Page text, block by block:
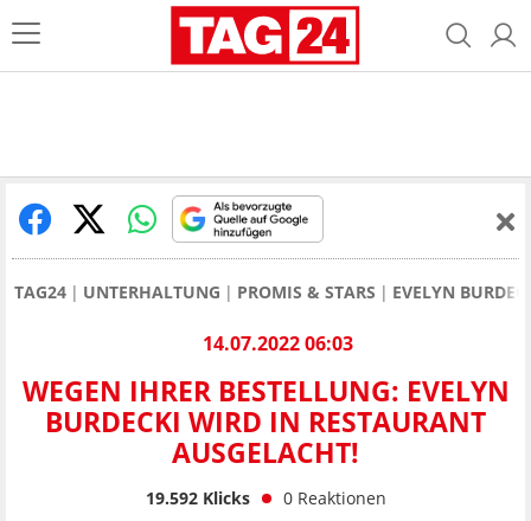
TAG24 UNTERHALTUNG PROMIS & STARS EVELYN
14.07.2022 06:03
WEGEN IHRER BESTELLUNG: EVELYN
BURDECKI WIRD IN RESTAURANT
AUSGELACHT!
19.592Klicks 0 Reaktionen